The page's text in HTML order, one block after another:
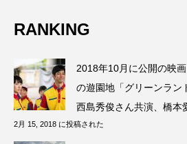
RANKING
2018年10月に公開の映
の遊園地「グリーンラ
西島秀俊さん共演、橋本
2月 15, 2018 に投稿された